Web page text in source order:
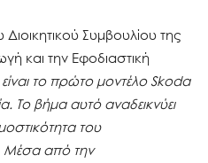
Συμβουλίου της
και την Εφοδιαστική
το πρώτο μοντέλο Skoda
Το βήμα αυτό αναδεικνύει
του
Μέσα από την